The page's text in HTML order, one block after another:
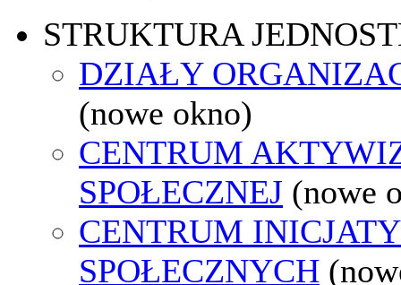
STRUKTURA
DZIAŁY
(nowe okno)
CENTRUM
SPOŁECZNEJ (nowe
CENTRUM
SPOŁECZNYCH